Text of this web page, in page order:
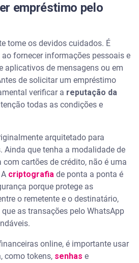
empréstimo pelo
tome os devidos cuidados. É
fornecer informações pessoais e
aplicativos de mensagens ou em
de solicitar um empréstimo
verificar a reputação da
todas as condições e
arquitetado para
Ainda que tenha a modalidade de
cartões de crédito, não é uma
criptografia de ponta a ponta é
porque protege as
o remetente e o destinatário,
as transações pelo WhatsApp
online, é importante usar
como tokens, senhas e